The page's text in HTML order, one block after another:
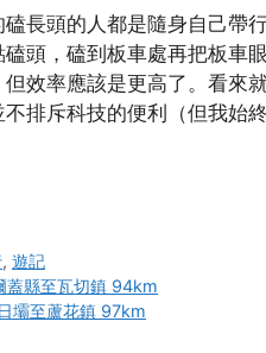
長頭的人都是隨身自己帶
頭，磕到板車處再把板車
效率應該是更高了。看來
排斥科技的便利（但我始
,遊記
蓋縣至瓦切鎮 94km
壩至蘆花鎮 97km